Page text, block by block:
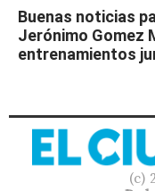
Buenas noticias
Jerónimo Gomez
entrenamientos
(c)